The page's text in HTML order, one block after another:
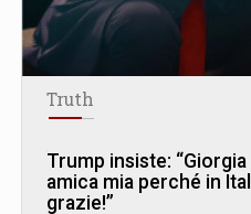
Truth
Trump insiste:
amica mia perché in
grazie!”